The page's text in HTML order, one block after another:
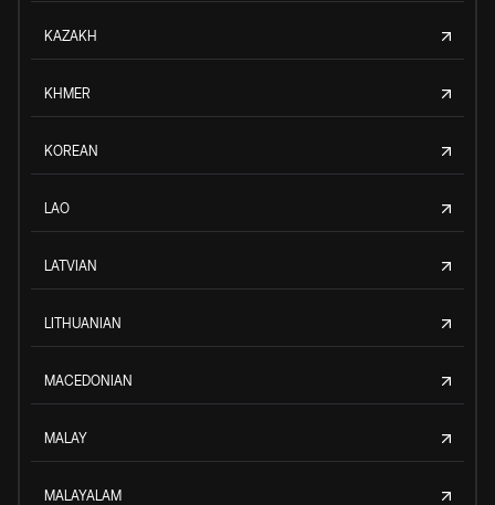
KAZAKH
KHMER
KOREAN
LAO
LATVIAN
LITHUANIAN
MACEDONIAN
MALAY
MALAYALAM